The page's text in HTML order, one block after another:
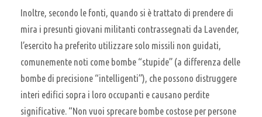
Inoltre, secondo le fonti, quando si è trattato di prendere di
mira i presunti giovani militanti contrassegnati da Lavender,
l’esercito ha preferito utilizzare solo missili non guidati,
comunemente noti come bombe “stupide” (a differenza delle
bombe di precisione “intelligenti”), che possono distruggere
interi edifici sopra i loro occupanti e causano perdite
significative. “Non vuoi sprecare bombe costose per persone